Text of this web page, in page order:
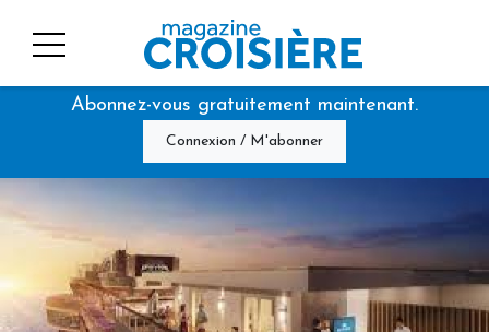
Abonnez-vous gratuitement maintenant.
Connexion / M'abonner